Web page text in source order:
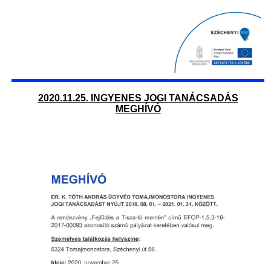
2020.11.25. INGYENES JOGI TANÁCSADÁS
MEGHÍVÓ